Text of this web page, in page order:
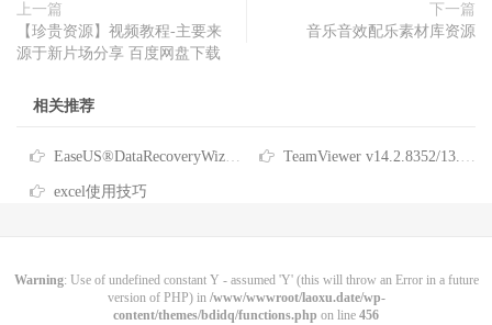
上一篇
【珍贵资源】视频教程-主要来
源于新片场分享 百度网盘下载
下一篇
音乐音效配乐素材库资源
相关推荐
EaseUS®DataRecoveryWizard易我数据恢复15.8.1可激活技术员版 TeamViewer v14.2.8352/13.x/12.x (去除商业限制)+ 历史版本大全
excel使用技巧
Warning: Use of undefined constant Y - assumed 'Y' (this will throw an Error in a future
version of PHP) in /www/wwwroot/laoxu.date/wp-
content/themes/bdidq/functions.php on line 456